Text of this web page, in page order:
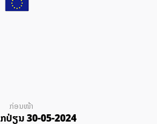
ກ່ອນໜ້າ
ປ່ຽນ 30-05-2024